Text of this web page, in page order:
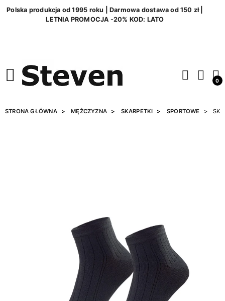
Polska produkcja od 1995 roku | Darmowa dostawa od 150 zł |
LETNIA PROMOCJA -20% KOD: LATO
0
STRONA GŁÓWNA MĘŻCZYZNA SKARPETKI SPORTOWE